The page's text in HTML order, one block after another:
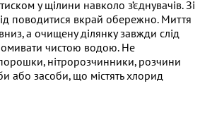
у щілини навколо з’єднувачів. Зі
поводитися вкрай обережно. Миття
а очищену ділянку завжди слід
чистою водою. Не
нітророзчинники, розчини
або засоби, що містять хлорид